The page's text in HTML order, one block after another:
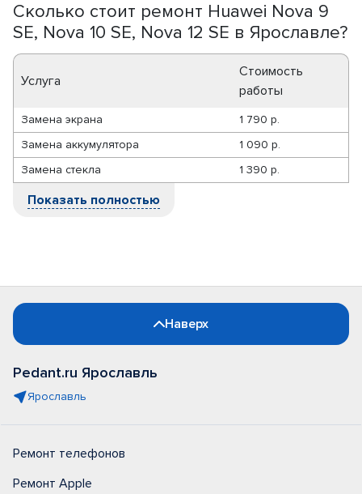
Сколько стоит ремонт Huawei Nova 9
SE, Nova 10 SE, Nova 12 SE в Ярославле?
Услуга
Стоимость
работы
Замена экрана
1 790 р.
Замена аккумулятора
1 090 р.
Замена стекла
1 390 р.
Показать полностью
Наверх
Pedant.ru Ярославль
Ярославль
Ремонт телефонов
Ремонт Apple